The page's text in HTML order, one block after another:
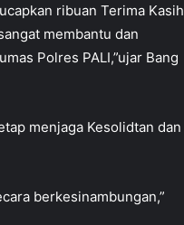
ribuan Terima Kasih
membantu dan
Polres PALI,”ujar Bang
menjaga Kesolidtan dan
berkesinambungan,”